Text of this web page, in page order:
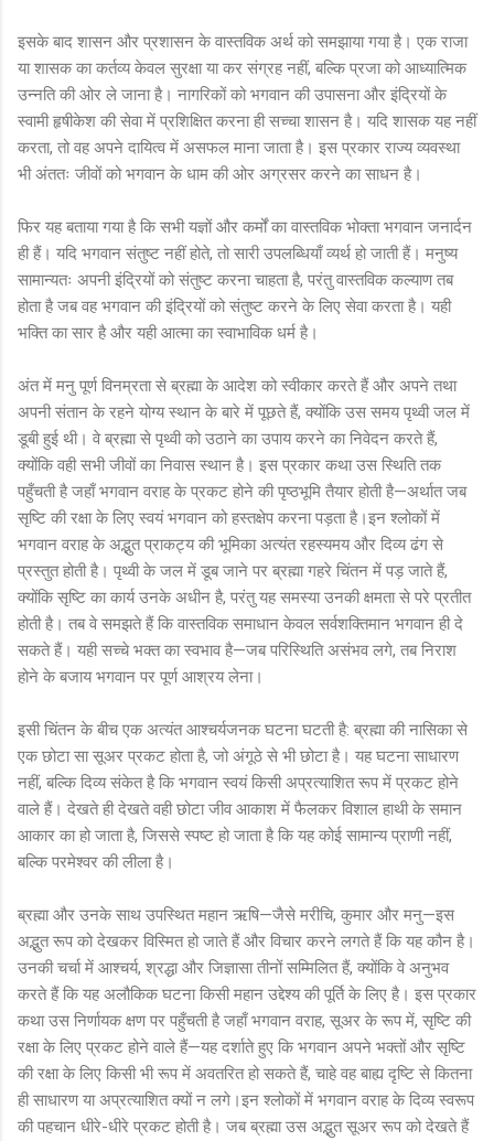
इसके बाद शासन और प्रशासन के वास्तविक अर्थ को समझाया गया है। एक राजा
या शासक का कर्तव्य केवल सुरक्षा या कर संग्रह नहीं, बल्कि प्रजा को आध्यात्मिक
उन्नति की ओर ले जाना है। नागरिकों को भगवान की उपासना और इंद्रियों के
स्वामी हृषीकेश की सेवा में प्रशिक्षित करना ही सच्चा शासन है। यदि शासक यह नहीं
करता, तो वह अपने दायित्व में असफल माना जाता है। इस प्रकार राज्य व्यवस्था
भी अंततः जीवों को भगवान के धाम की ओर अग्रसर करने का साधन है।
फिर यह बताया गया है कि सभी यज्ञों और कर्मों का वास्तविक भोक्ता भगवान जनार्दन
ही हैं। यदि भगवान संतुष्ट नहीं होते, तो सारी उपलब्धियाँ व्यर्थ हो जाती हैं। मनुष्य
सामान्यतः अपनी इंद्रियों को संतुष्ट करना चाहता है, परंतु वास्तविक कल्याण तब
होता है जब वह भगवान की इंद्रियों को संतुष्ट करने के लिए सेवा करता है। यही
भक्ति का सार है और यही आत्मा का स्वाभाविक धर्म है।
अंत में मनु पूर्ण विनम्रता से ब्रह्मा के आदेश को स्वीकार करते हैं और अपने तथा
अपनी संतान के रहने योग्य स्थान के बारे में पूछते हैं, क्योंकि उस समय पृथ्वी जल में
डूबी हुई थी। वे ब्रह्मा से पृथ्वी को उठाने का उपाय करने का निवेदन करते हैं,
क्योंकि वही सभी जीवों का निवास स्थान है। इस प्रकार कथा उस स्थिति तक
पहुँचती है जहाँ भगवान वराह के प्रकट होने की पृष्ठभूमि तैयार होती है—अर्थात जब
सृष्टि की रक्षा के लिए स्वयं भगवान को हस्तक्षेप करना पड़ता है।इन श्लोकों में
भगवान वराह के अद्भुत प्राकट्य की भूमिका अत्यंत रहस्यमय और दिव्य ढंग से
प्रस्तुत होती है। पृथ्वी के जल में डूब जाने पर ब्रह्मा गहरे चिंतन में पड़ जाते हैं,
क्योंकि सृष्टि का कार्य उनके अधीन है, परंतु यह समस्या उनकी क्षमता से परे प्रतीत
होती है। तब वे समझते हैं कि वास्तविक समाधान केवल सर्वशक्तिमान भगवान ही दे
सकते हैं। यही सच्चे भक्त का स्वभाव है—जब परिस्थिति असंभव लगे, तब निराश
होने के बजाय भगवान पर पूर्ण आश्रय लेना।
इसी चिंतन के बीच एक अत्यंत आश्चर्यजनक घटना घटती है: ब्रह्मा की नासिका से
एक छोटा सा सूअर प्रकट होता है, जो अंगूठे से भी छोटा है। यह घटना साधारण
नहीं, बल्कि दिव्य संकेत है कि भगवान स्वयं किसी अप्रत्याशित रूप में प्रकट होने
वाले हैं। देखते ही देखते वही छोटा जीव आकाश में फैलकर विशाल हाथी के समान
आकार का हो जाता है, जिससे स्पष्ट हो जाता है कि यह कोई सामान्य प्राणी नहीं,
बल्कि परमेश्वर की लीला है।
ब्रह्मा और उनके साथ उपस्थित महान ऋषि—जैसे मरीचि, कुमार और मनु—इस
अद्भुत रूप को देखकर विस्मित हो जाते हैं और विचार करने लगते हैं कि यह कौन है।
उनकी चर्चा में आश्चर्य, श्रद्धा और जिज्ञासा तीनों सम्मिलित हैं, क्योंकि वे अनुभव
करते हैं कि यह अलौकिक घटना किसी महान उद्देश्य की पूर्ति के लिए है। इस प्रकार
कथा उस निर्णायक क्षण पर पहुँचती है जहाँ भगवान वराह, सूअर के रूप में, सृष्टि की
रक्षा के लिए प्रकट होने वाले हैं—यह दर्शाते हुए कि भगवान अपने भक्तों और सृष्टि
की रक्षा के लिए किसी भी रूप में अवतरित हो सकते हैं, चाहे वह बाह्य दृष्टि से कितना
ही साधारण या अप्रत्याशित क्यों न लगे।इन श्लोकों में भगवान वराह के दिव्य स्वरूप
की पहचान धीरे-धीरे प्रकट होती है। जब ब्रह्मा उस अद्भुत सूअर रूप को देखते हैं